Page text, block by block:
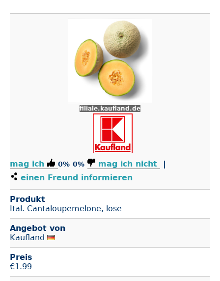
filiale.kaufland.de
mag ich 0% 0% mag ich nicht
|
einen Freund informieren
Produkt
Ital. Cantaloupemelone, lose
Angebot von
Kaufland
Preis
€1.99